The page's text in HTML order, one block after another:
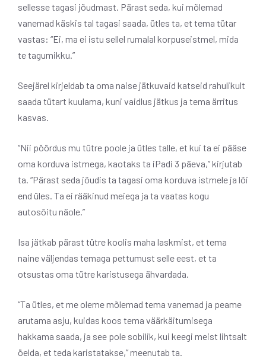
sellesse tagasi jõudmast. Pärast seda, kui mõlemad
vanemad käskis tal tagasi saada, ütles ta, et tema tütar
vastas: “Ei, ma ei istu sellel rumalal korpuseistmel, mida
te tagumikku.”
Seejärel kirjeldab ta oma naise jätkuvaid katseid rahulikult
saada tütart kuulama, kuni vaidlus jätkus ja tema ärritus
kasvas.
“Nii pöördus mu tütre poole ja ütles talle, et kui ta ei pääse
oma korduva istmega, kaotaks ta iPadi 3 päeva,” kirjutab
ta. “Pärast seda jõudis ta tagasi oma korduva istmele ja lõi
end üles. Ta ei rääkinud meiega ja ta vaatas kogu
autosõitu näole.”
Isa jätkab pärast tütre koolis maha laskmist, et tema
naine väljendas temaga pettumust selle eest, et ta
otsustas oma tütre karistusega ähvardada.
“Ta ütles, et me oleme mõlemad tema vanemad ja peame
arutama asju, kuidas koos tema väärkäitumisega
hakkama saada, ja see pole sobilik, kui keegi meist lihtsalt
öelda, et teda karistatakse,” meenutab ta.